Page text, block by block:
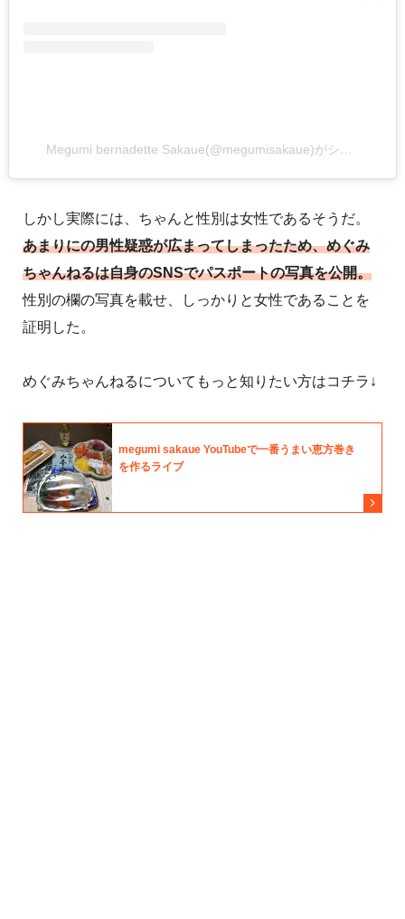
Megumi bernadette Sakaue(@megumisakaue)がシェアした投稿
しかし実際には、ちゃんと性別は女性であるそうだ。
あまりにの男性疑惑が広まってしまったため、めぐみ
ちゃんねるは自身のSNSでパスポートの写真を公開。
性別の欄の写真を載せ、しっかりと女性であることを
証明した。
めぐみちゃんねるについてもっと知りたい方はコチラ↓